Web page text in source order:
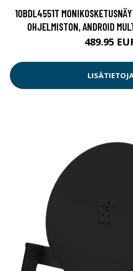
10BDL4551T
OHJELMISTON, ANDROID
489.95